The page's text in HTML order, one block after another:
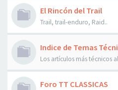
El Rincón del Trail
Trail, trail-enduro, Raid..
Indice de Temas
Los artículos más técnicos
Foro TT CLASSICAS